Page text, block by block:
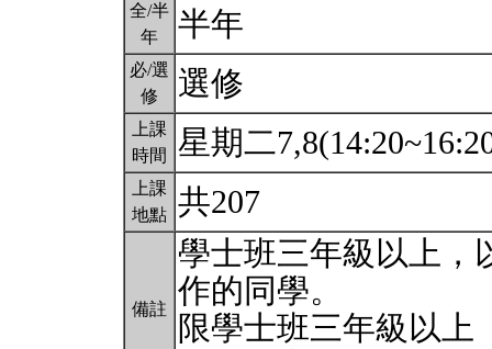
全/半
年
半年
必/選
修
選修
上課
時間
星期二
上課
地點 共207
備註
學士班三年級以上，
作的同學。
限學士班三年級以上